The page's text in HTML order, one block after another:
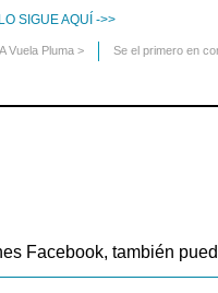
SIGUE AQUÍ ->>
A Vuela Pluma > Se el primero en
Facebook, también